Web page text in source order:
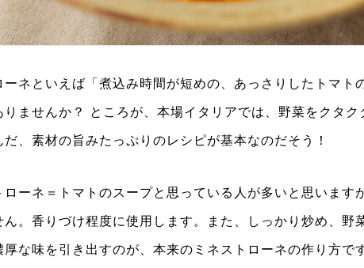
ーネといえば「煮込み時間が短めの、あっさりしたトマト
りませんか？ ところが、本場イタリアでは、野菜をクタク
だ、素材の旨みたっぷりのレシピが基本なのだそう！
ローネ＝トマトのスープと思っている人が多いと思います
ん。香りづけ程度に使用します。また、しっかり炒め、野
厚な味を引き出すのが、本来のミネストローネの作り方で